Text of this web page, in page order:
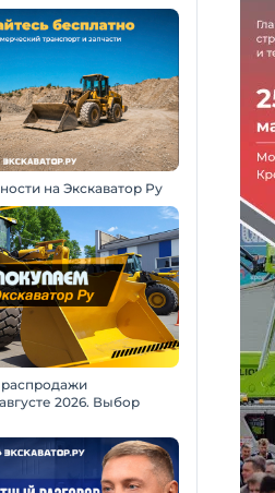
на Экскаватор Ру
2026. Выбор